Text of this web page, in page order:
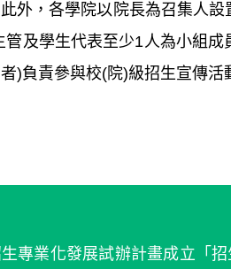
外，各學院以院長為召集人
管及學生代表至少1人為小組
)負責參與校(院)級招生宣傳活
專業化發展試辦計畫成立「